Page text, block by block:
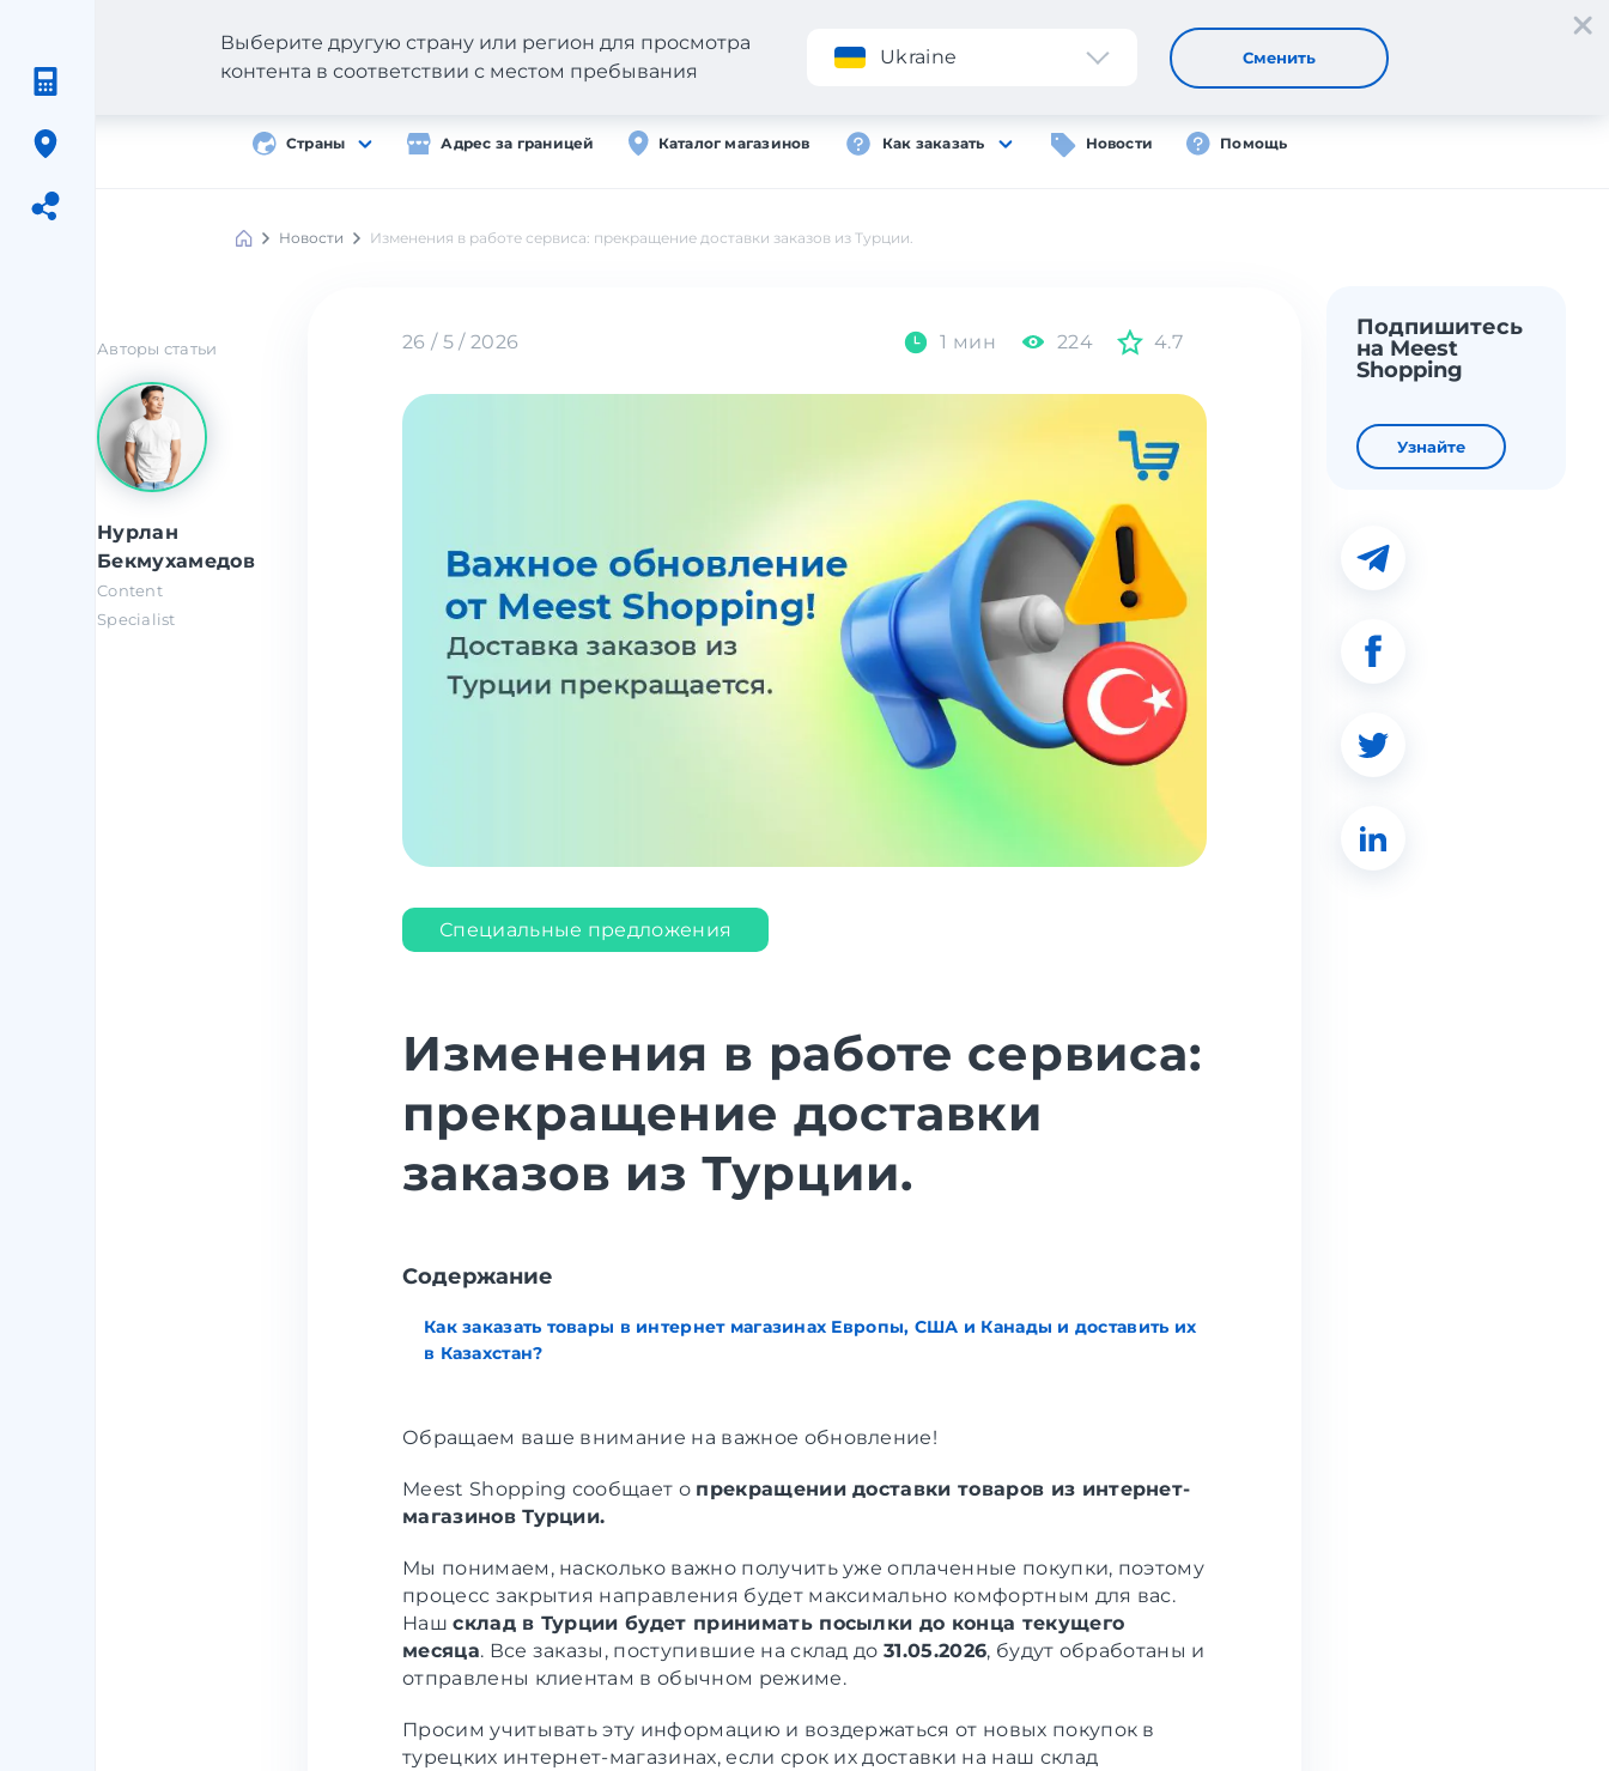
Регистрация
Страны Адрес за границей Каталог магазинов Как заказать Новости Помощь
Выберите другую страну или регион для просмотра
контента в соответствии с местом пребывания
Ukraine Сменить
Meest
Новости Изменения в работе сервиса: прекращение доставки заказов из Турции.
26 / 5 / 2026 1 мин 224 4.7
Авторы статьи
Нурлан
Бекмухамедов
Content
Specialist
Подпишитесь
на Meest
Shopping
Узнайте
Специальные предложения
Изменения в работе сервиса:
прекращение доставки
заказов из Турции.
Содержание
Как заказать товары в интернет магазинах Европы, США и Канады и доставить их
в Казахстан?
Обращаем ваше внимание на важное обновление!
Meest Shopping сообщает о прекращении доставки товаров из интернет-
магазинов Турции.
Мы понимаем, насколько важно получить уже оплаченные покупки, поэтому
процесс закрытия направления будет максимально комфортным для вас.
Нашсклад в Турции будет принимать посылки до конца текущего
месяца. Все заказы, поступившие на склад до31.05.2026, будут обработаны и
отправлены клиентам в обычном режиме.
Просим учитывать эту информацию и воздержаться от новых покупок в
турецких интернет-магазинах, если срок их доставки на наш склад